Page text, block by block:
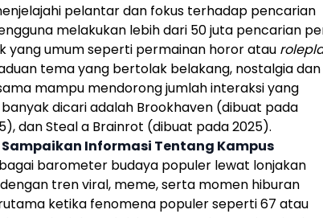
pelantar dan fokus terhadap pencarian
melakukan lebih dari 50 juta pencarian
yang umum seperti permainan horor atau
tema yang bertolak belakang, nostalgia dan
mampu mendorong jumlah interaksi yang
dicari adalah Brookhaven (dibuat pada
dan Steal a Brainrot (dibuat pada 2025).
Sampaikan Informasi Tentang Kampus
barometer budaya populer lewat lonjakan
tren viral, meme, serta momen hiburan
ketika fenomena populer seperti 67 atau